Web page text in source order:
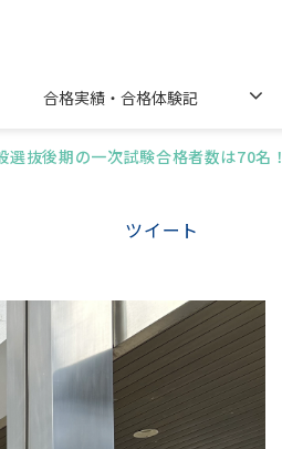
合格実績・合格体験記
選抜後期の一次試験合格者数は70名！
ツイート